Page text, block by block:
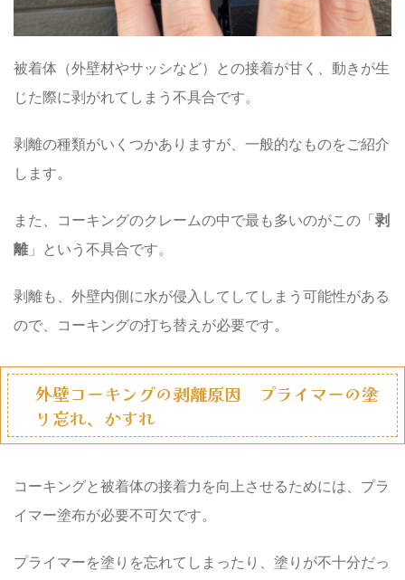
被着体（外壁材やサッシなど）との接着が甘く、動きが生
じた際に剥がれてしまう不具合です。
剥離の種類がいくつかありますが、一般的なものをご紹介
します。
また、コーキングのクレームの中で最も多いのがこの「剥
離」という不具合です。
剥離も、外壁内側に水が侵入してしてしまう可能性がある
ので、コーキングの打ち替えが必要です。
外壁コーキングの剥離原因 プライマーの塗
り忘れ、かすれ
コーキングと被着体の接着力を向上させるためには、 プラ
イマー塗布が必要不可欠です。
プライマーを塗りを忘れてしまったり、塗りが不十分だっ